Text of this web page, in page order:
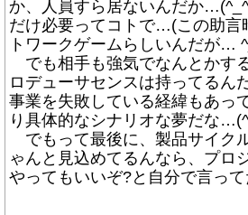
か、人員すら居ないんだか
だけ必要ってコトで…(この助言
トワークゲームらしいんだが…
でも相手も強気でなんとかす
ロデューサセンスは持ってるん
事業を失敗している経緯もあっ
り具体的なシナリオな夢だな
でもって最後に、製品サイク
ゃんと見込めてるんなら、プロ
やってもいいぞ?と自分で言っ